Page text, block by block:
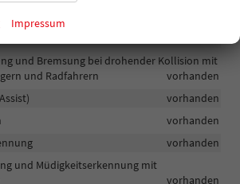
und Bremsung bei drohender Kollision mit
und Radfahrern
vorhanden
vorhanden
vorhanden
vorhanden
und Müdigkeitserkennung mit
vorhanden
Impressum